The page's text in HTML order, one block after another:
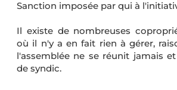
Sanction imposée par qui à
Il existe de nombreuses
où il n'y a en fait rien à gérer,
l'assemblée ne se réunit jamais
de syndic.